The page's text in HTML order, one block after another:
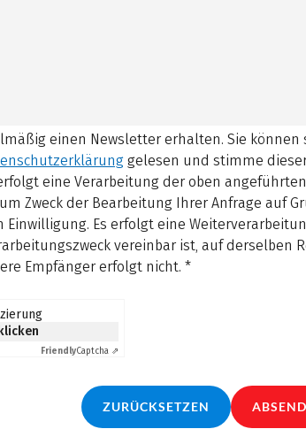
einen Newsletter erhalten. Sie
gelesen und stimme
eine Verarbeitung der oben
Zweck der Bearbeitung Ihrer Anfrage auf
Es erfolgt eine
vereinbar ist, auf derselben
Empfänger erfolgt nicht. *
FriendlyCaptcha ⇗
ZURÜCKSETZEN